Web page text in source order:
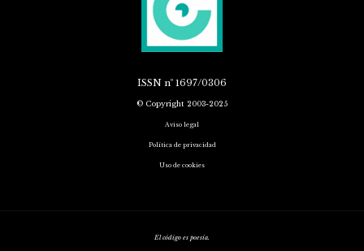
ISSN nº 1697/0306
© Copyright 2003-2025
Aviso legal
Política de privacidad
Uso de cookies
El código es poesía.